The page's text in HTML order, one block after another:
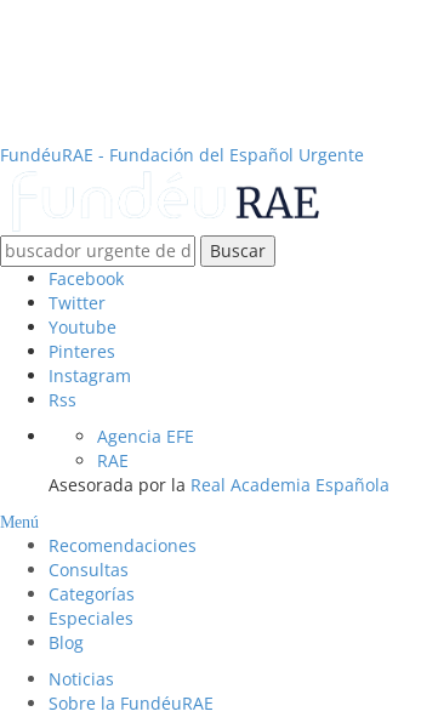
FundéuRAE - Fundación del Español Urgente
Buscar
Facebook
Twitter
Youtube
Pinteres
Instagram
Rss
Agencia EFE
RAE
Asesorada por la Real Academia Española
Menú
Recomendaciones
Consultas
Categorías
Especiales
Blog
Noticias
Sobre la FundéuRAE